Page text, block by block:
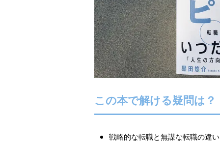
この本で解ける疑問は？
戦略的な転職と無謀な転職の違